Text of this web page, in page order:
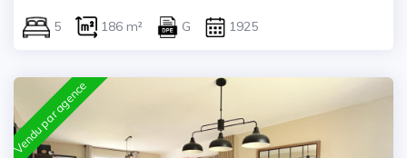
5 186 m² G 1925
Vendu par agence